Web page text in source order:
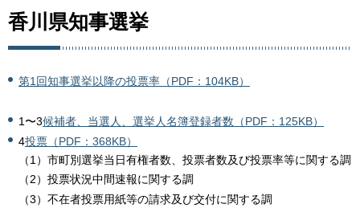
香川県知事選挙
第1回知事選挙以降の投票率（PDF：104KB）
1〜3候補者、当選人、選挙人名簿登録者数（PDF：125KB）
4投票（PDF：368KB）
（1）市町別選挙当日有権者数、投票者数及び投票率等に関する調
（2）投票状況中間速報に関する調
（3）不在者投票用紙等の請求及び交付に関する調